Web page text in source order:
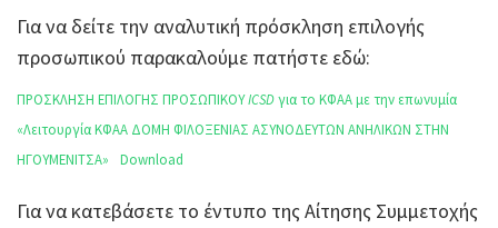
Για να δείτε την αναλυτική πρόσκληση επιλογής
προσωπικού παρακαλούμε πατήστε εδώ:
ΠΡΟΣΚΛΗΣΗ ΕΠΙΛΟΓΗΣ ΠΡΟΣΩΠΙΚΟΥICSDγια το ΚΦΑΑ με την επωνυμία
«Λειτουργία ΚΦΑΑ ΔΟΜΗ ΦΙΛΟΞΕΝΙΑΣ ΑΣΥΝΟΔΕΥΤΩΝ ΑΝΗΛΙΚΩΝ ΣΤΗΝ
ΗΓΟΥΜΕΝΙΤΣΑ»
Download
Για να κατεβάσετε το έντυπο της Αίτησης Συμμετοχής